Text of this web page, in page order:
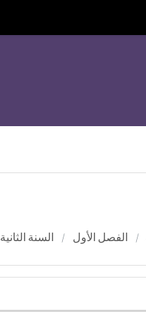
السنة الثانية الفصل الأول